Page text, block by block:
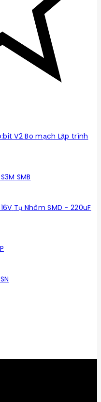
Bo mạch Lập trình
SMB
Tụ Nhôm SMD - 220uF